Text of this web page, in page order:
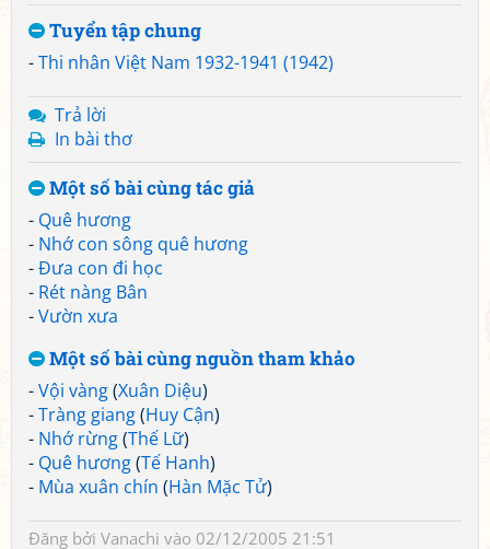
Tuyển tập chung
-Thi nhân Việt Nam 1932-1941 (1942)
Trả lời
In bài thơ
Một số bài cùng tác giả
- Quê hương
- Nhớ con sông quê hương
-Đưa con đi học
- Rét nàng Bân
-Vườn xưa
Một số bài cùng nguồn tham khảo
-Vội vàng(Xuân Diệu)
-Tràng giang(Huy Cận)
- Nhớ rừng(Thế Lữ)
- Quê hương(Tế Hanh)
- Mùa xuân chín (Hàn Mặc Tử)
Đăng bởi Vanachi vào 02/12/2005 21:51